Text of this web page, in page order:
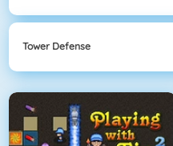
Tower Defense